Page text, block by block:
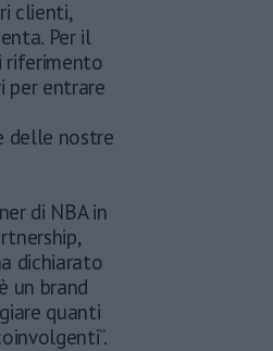
clienti,
Per il
riferimento
per entrare
delle nostre
di NBA in
dichiarato
un brand
quanti